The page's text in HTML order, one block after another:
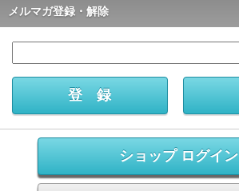
メルマガ登録・解除
ショップ ログイン